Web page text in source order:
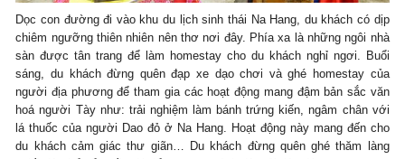
Dọc con đường đi vào khu du lịch sinh thái Na Hang, du khách có dịp
chiêm ngưỡng thiên nhiên nên thơ nơi đây. Phía xa là những ngôi nhà
sàn được tân trang để làm homestay cho du khách nghỉ ngơi. Buổi
sáng, du khách đừng quên đạp xe dạo chơi và ghé homestay của
người địa phương để tham gia các hoạt động mang đậm bản sắc văn
hoá người Tày như: trải nghiệm làm bánh trứng kiến, ngâm chân với
lá thuốc của người Dao đỏ ở Na Hang. Hoạt động này mang đến cho
du khách cảm giác thư giãn… Du khách đừng quên ghé thăm làng